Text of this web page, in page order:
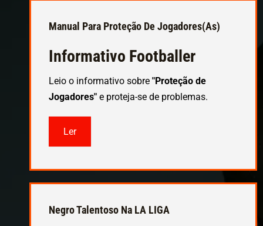
Manual Para Proteção De Jogadores(as)
Informativo Footballer
Leio o informativo sobre "Proteção de
Jogadores" e proteja-se de problemas.
Ler
Negro Talentoso Na LA LIGA